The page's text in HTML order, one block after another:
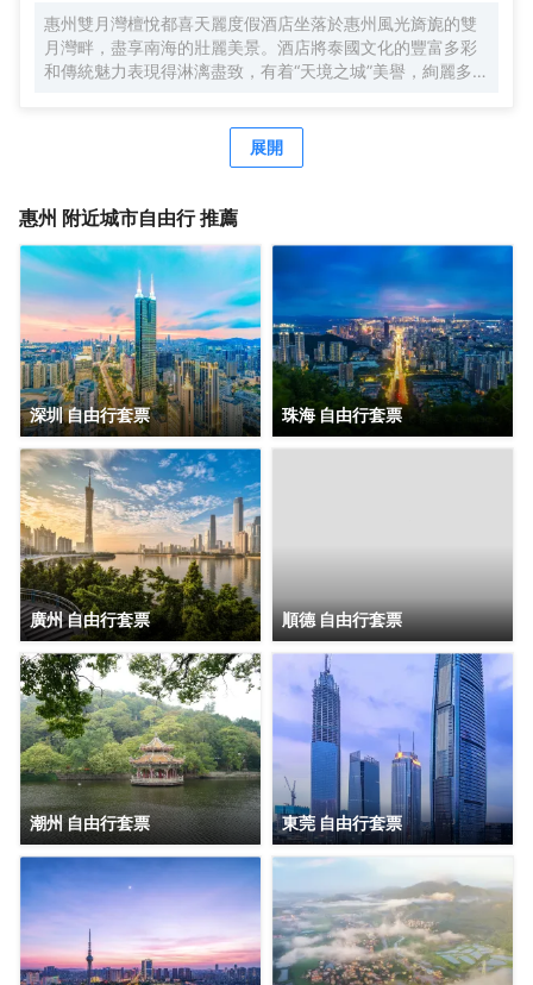
欣賞優美的海景、度假區全景，為滿足住店客人不同需求，
設有多種住宿房型，如正海景客房、全海景套房、童趣雙卧
套房、親子海景雙床套房等，房間設施一應俱全，創造性的
把舒適的住宿空間和自然海岸的外部環境融為一體。 酒店集
室，環境優美、體驗感超強，港口海鮮餐廳提供中西式自助
餐、自助燒烤、火鍋以及採用本地原生態自然食材製作的美
驗，如海泉SPA、水上衝浪、彩虹滑道、海仔漂流、礁石酒
吧、礁石廊橋等網紅打卡點......真正享受休閒度假時光。
惠州雙月灣檀悅都喜天麗度假酒店坐落於惠州風光旖旎的雙
月灣畔，盡享南海的壯麗美景。酒店將泰國文化的豐富多彩
和傳統魅力表現得淋漓盡致，有着“天境之城”美譽，絢麗多彩
讓您在海灣浪漫的情調和休閒輕鬆的氛圍中，享受泰式華貴
展開
惠州 附近城市自由行 推薦
深圳 自由行套票 珠海 自由行套票
廣州 自由行套票 順德 自由行套票
潮州 自由行套票 東莞 自由行套票